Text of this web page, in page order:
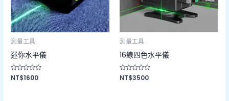
測量工具
迷你水平儀
評
分
NT$1600
測量工具
16線四色水平儀
評
分
NT$3500